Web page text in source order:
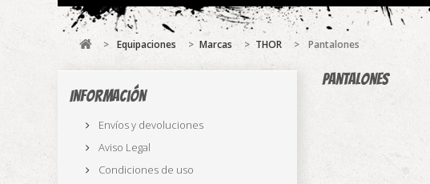
> Equipaciones > Marcas > THOR > Pantalones
Información
Envíos y devoluciones
Aviso Legal
Condiciones de uso
Pantalones